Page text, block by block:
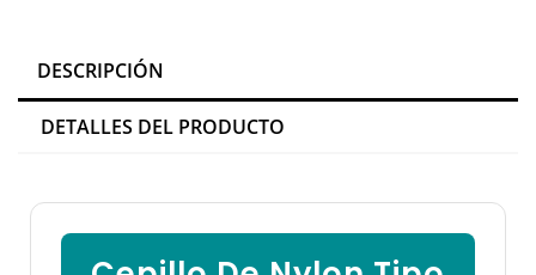
DESCRIPCIÓN
DETALLES DEL PRODUCTO